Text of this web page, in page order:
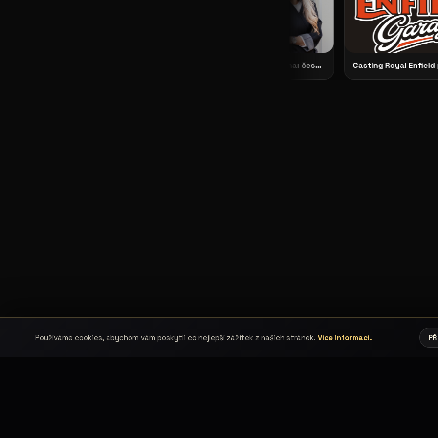
Představujeme No Dilemma: českou módu, která ženám dovoluje zůstat samy sebou
Používáme cookies, abychom vám poskytli co nejlepší zážitek z našich stránek. Více informací.